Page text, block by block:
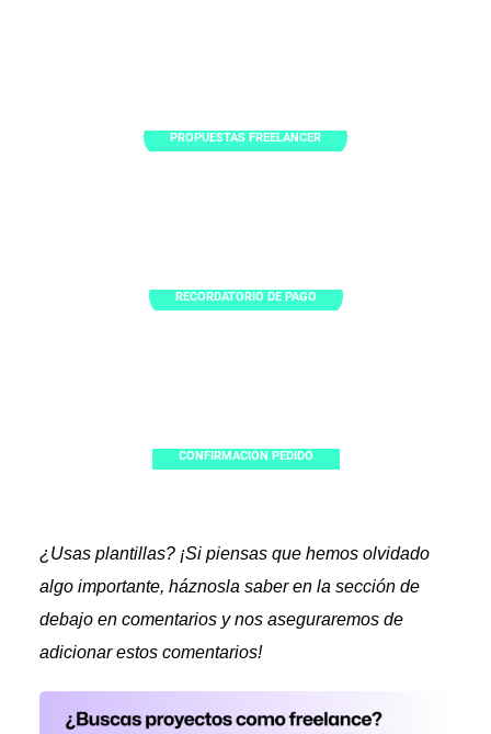
PROPUESTAS FREELANCER
RECORDATORIO DE PAGO
CONFIRMACIÓN PEDIDO
¿Usas plantillas? ¡Si piensas que hemos olvidado
algo importante, háznosla saber en la sección de
debajo en comentarios y nos aseguraremos de
adicionar estos comentarios!